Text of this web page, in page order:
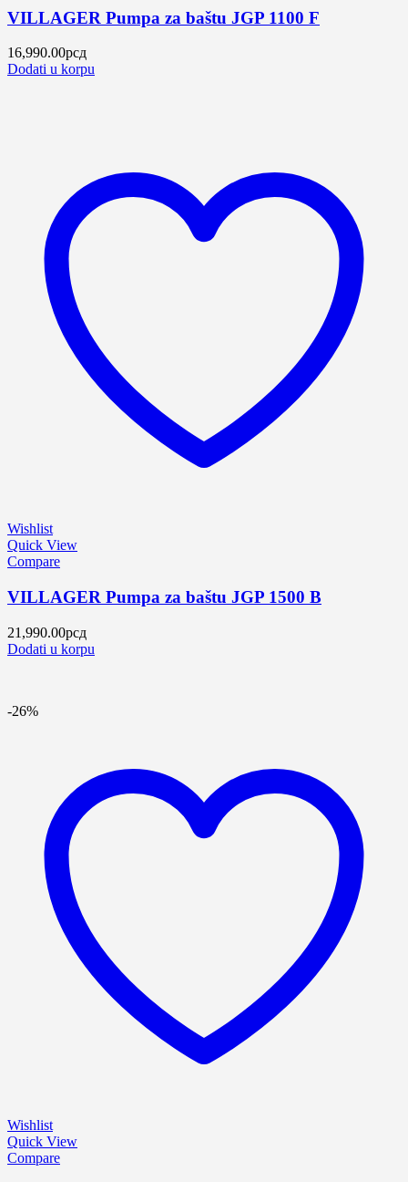
VILLAGER Pumpa za baštu JGP 1100 F
16,990.00рсд
Dodati u korpu
Wishlist
Quick View
Compare
VILLAGER Pumpa za baštu JGP 1500 B
21,990.00рсд
Dodati u korpu
-26%
Wishlist
Quick View
Compare